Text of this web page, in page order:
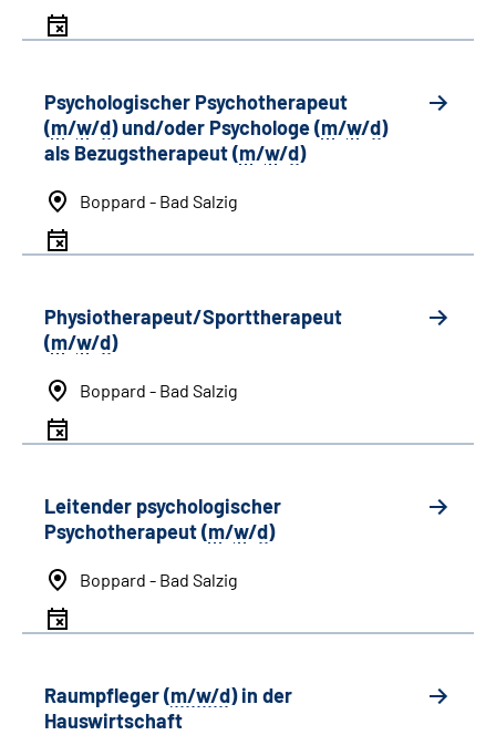
Psychologischer Psychotherapeut
(m/w/d) und/oder Psychologe (m/w/d)
als Bezugstherapeut (m/w/d)
Boppard - Bad Salzig
Physiotherapeut/Sporttherapeut
(m/w/d)
Boppard - Bad Salzig
Leitender psychologischer
Psychotherapeut (m/w/d)
Boppard - Bad Salzig
Raumpfleger (m/w/d) in der
Hauswirtschaft